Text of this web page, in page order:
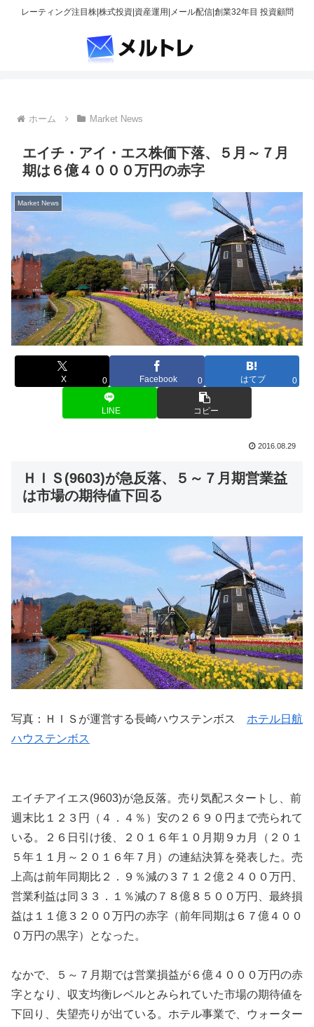
レーティング注目株|株式投資|資産運用|メール配信|創業32年目 投資顧問
ホーム Market News
エイチ・アイ・エス株価下落、５月～７月
期は６億４０００万円の赤字
Market News
X 0 Facebook 0 はてブ 0
LINE コピー
2016.08.29
ＨＩＳ(9603)が急反落、５～７月期営業益
は市場の期待値下回る
写真：ＨＩＳが運営する長崎ハウステンボス ホテル日航
ハウステンボス
エイチアイエス(9603)が急反落。売り気配スタートし、前
週末比１２３円（４．４％）安の２６９０円まで売られて
いる。２６日引け後、２０１６年１０月期９カ月（２０１
５年１１月～２０１６年７月）の連結決算を発表した。売
上高は前年同期比２．９％減の３７１２億２４００万円、
営業利益は同３３．１％減の７８億８５００万円、最終損
益は１１億３２００万円の赤字（前年同期は６７億４００
０万円の黒字）となった。
なかで、５～７月期では営業損益が６億４０００万円の赤
字となり、収支均衡レベルとみられていた市場の期待値を
下回り、失望売りが出ている。ホテル事業で、ウォーター